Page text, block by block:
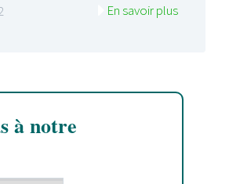
En savoir plus
à notre